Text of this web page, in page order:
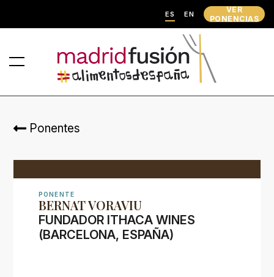
ES EN
VER
PONENCIAS
Ponentes
PONENTE
BERNAT VORAVIU
FUNDADOR ITHACA WINES
(BARCELONA, ESPAÑA)